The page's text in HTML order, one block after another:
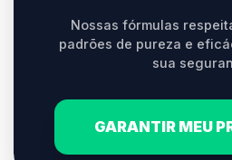
Nossas fórmulas
padrões de pureza e
sua
GARANTIR MEU